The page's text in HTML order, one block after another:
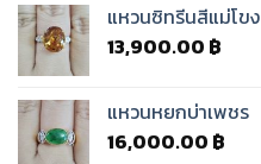
แหวนซิทรีนสีแม่โขง
13,900.00 ฿
แหวนหยกบ่าเพชร
16,000.00 ฿